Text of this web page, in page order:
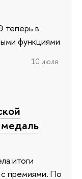
теперь в
функциями
10 июля
итоги
с премиями. По